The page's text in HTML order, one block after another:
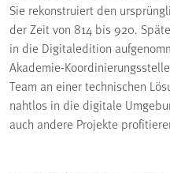
Sie rekonstruiert den
der Zeit von 814 bis 920.
in die Digitaledition
Akademie-
Team an einer technischen
nahtlos in die digitale
auch andere Projekte